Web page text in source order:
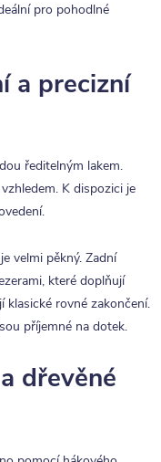
pro pohodlné
a precizní
ředitelným lakem.
K dispozici je
velmi pěkný. Zadní
které doplňují
klasické rovné zakončení.
příjemné na dotek.
dřevěné